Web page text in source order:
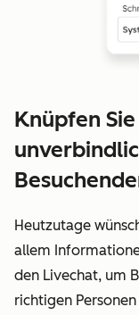
Knüpfen
Heutzutage
allem
den Livechat, um
richtigen